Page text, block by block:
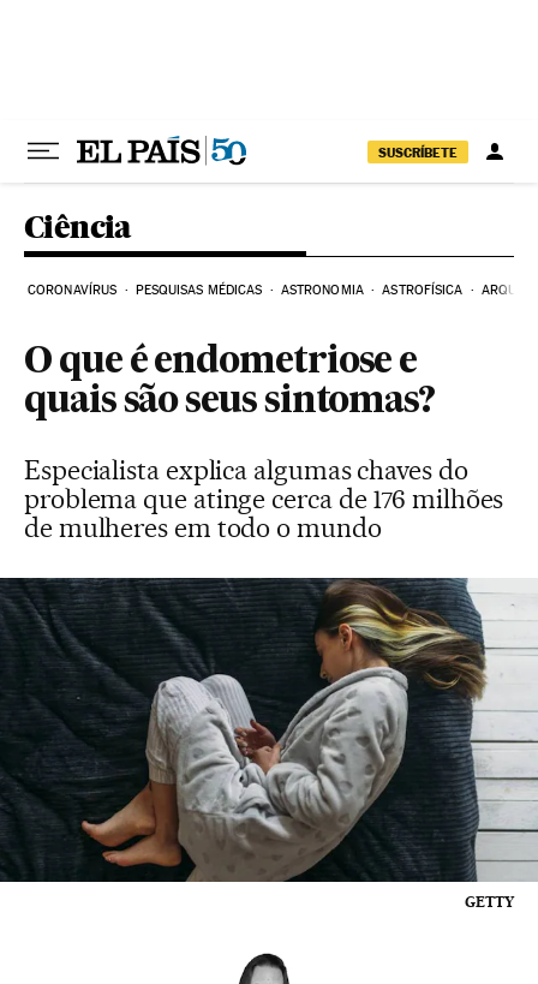
SUSCRÍBETE
Ciência
CORONAVÍRUS PESQUISAS MÉDICAS ASTRONOMIA ASTROFÍSICA
O que é endometriose e
quais são seus sintomas?
Especialista explica algumas chaves do
problema que atinge cerca de 176 milhões
de mulheres em todo o mundo
GETTY